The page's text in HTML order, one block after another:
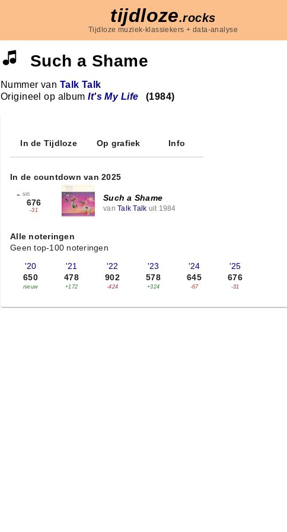
tijdloze.rocks
Tijdloze muziek-klassiekers + data-analyse
Such a Shame
Nummer van Talk Talk
Origineel op albumIt's My Life (1984)
In de Tijdloze Op grafiek Info
In de countdown van 2025
← 645
676
-31
Such a Shame
van Talk Talk uit 1984
Alle noteringen
Geen top-100 noteringen
'20
650
nieuw
'21
478
+172
'22
902
-424
'23
578
+324
'24
645
-67
'25
676
-31